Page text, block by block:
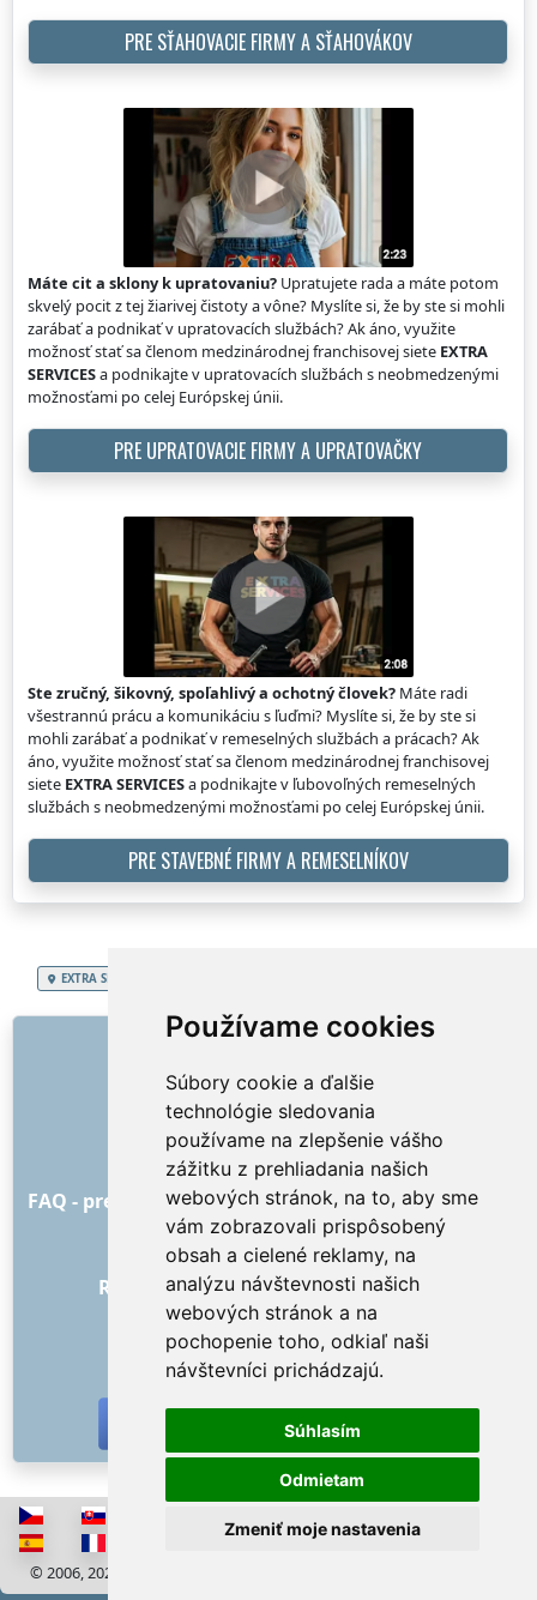
Používame cookies
Súbory cookie a ďalšie
technológie sledovania
používame na zlepšenie vášho
zážitku z prehliadania našich
webových stránok, na to, aby sme
vám zobrazovali prispôsobený
obsah a cielené reklamy, na
analýzu návštevnosti našich
webových stránok a na
pochopenie toho, odkiaľ naši
návštevníci prichádzajú.
Súhlasím
Odmietam
Zmeniť moje nastavenia
PRE SŤAHOVACIE FIRMY A SŤAHOVÁKOV
Máte cit a sklony k upratovaniu? Upratujete rada a máte potom
skvelý pocit z tej žiarivej čistoty a vône? Myslíte si, že by ste si mohli
zarábať a podnikať v upratovacích službách? Ak áno, využite
možnosť stať sa členom medzinárodnej franchisovej siete EXTRA
SERVICESa podnikajte v upratovacích službách s neobmedzenými
možnosťami po celej Európskej únii.
PRE UPRATOVACIE FIRMY A UPRATOVAČKY
Ste zručný, šikovný, spoľahlivý a ochotný človek? Máte radi
všestrannú prácu a komunikáciu s ľuďmi? Myslíte si, že by ste si
mohli zarábať a podnikať v remeselných službách a prácach? Ak
áno, využite možnosť stať sa členom medzinárodnej franchisovej
siete EXTRA SERVICESa podnikajte v ľubovoľných remeselných
službách s neobmedzenými možnosťami po celej Európskej únii.
PRE STAVEBNÉ FIRMY A REMESELNÍKOV
EXTRA SERVICES
ODKAZY
O nás
Ako to všetko začalo
Cenník
Všeobecné obchodné podmienky
FAQ - pre objednávateľa FAQ - pre poskytovateľov
Reklama a marketing
Blog
Recenzie objednávok s hodnotením
Kontakt
SOCIÁLNE SIETE
© 2006, 2026 RISS COMPANY, s.r.o. Všetky práva vyhradené